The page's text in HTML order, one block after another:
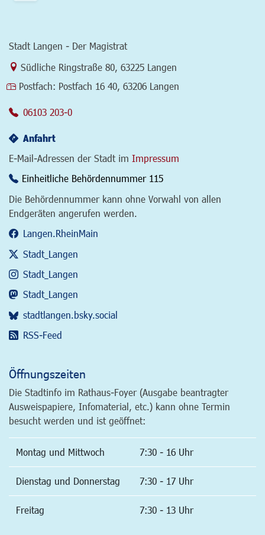
Stadt Langen - Der Magistrat
Link zur Google-Maps Navigation
Südliche Ringstraße 80 63225 Langen
Postfach: Postfach 16 40, 63206 Langen
06103 203-0
Anfahrt
E-Mail-Adressen der Stadt im Impressum
Einheitliche Behördennummer 115
Die Behördennummer kann ohne Vorwahl von allen
Endgeräten angerufen werden.
Langen.RheinMain
Stadt_Langen
Stadt_Langen
Stadt_Langen
stadtlangen.bsky.social
RSS-Feed
Öffnungszeiten
Die Stadtinfo im Rathaus-Foyer (Ausgabe beantragter
Ausweispapiere, Infomaterial, etc.) kann ohne Termin
besucht werden und ist geöffnet:
Montag und Mittwoch 7:30 - 16 Uhr
Dienstag und Donnerstag 7:30 - 17 Uhr
Freitag 7:30 - 13 Uhr